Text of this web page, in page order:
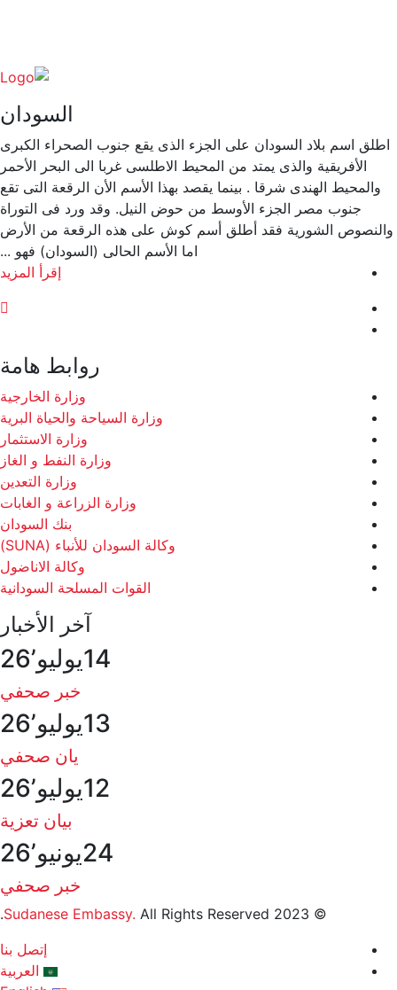
السودان
اسم بلاد السودان على الجزء الذى يقع جنوب الصحراء الكبرى
الأفريقية والذى يمتد من المحيط الاطلسى غربا الى البحر الأحمر
والمحيط الهندى شرقا . بينما يقصد بهذا الأسم الأن الرقعة التى تقع
جنوب مصر الجزء الأوسط من حوض النيل. وقد ورد فى التوراة
الشورية فقد أطلق أسم كوش على هذه الرقعة من الأرض
اما الأسم الحالى (السودان) فهو ...
إقرأ المزيد
روابط هامة
وزارة الخارجية
وزارة السياحة والحياة البرية
وزارة الاستثمار
وزارة النفط و الغاز
وزارة التعدين
وزارة الزراعة و الغابات
بنك السودان
وكالة السودان للأنباء (SUNA)
وكالة الاناضول
القوات المسلحة السودانية
آخر الأخبار
14يوليو’26
خبر صحفي
13يوليو’26
يان صحفي
12يوليو’26
بيان تعزية
24يونيو’26
خبر صحفي
© 2023
Sudanese Embassy.All Rights Reserved.
إتصل بنا
العربية